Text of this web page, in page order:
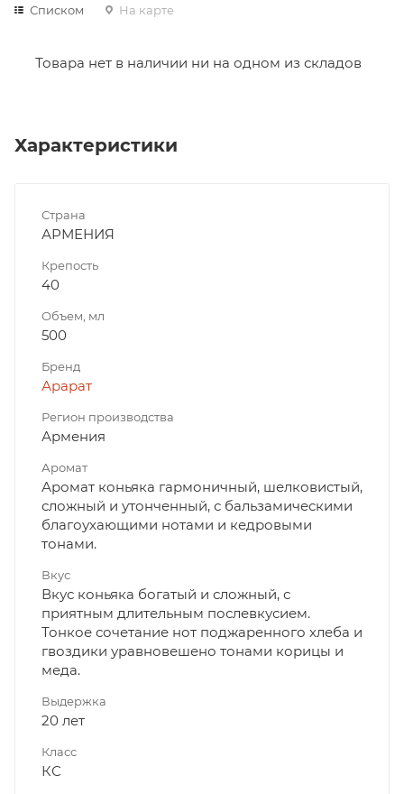
Списком На карте
Товара нет в наличии ни на одном из складов
Характеристики
Страна
АРМЕНИЯ
Крепость
40
Объем, мл
500
Бренд
Арарат
Регион производства
Армения
Аромат
Аромат коньяка гармоничный, шелковистый,
сложный и утонченный, с бальзамическими
благоухающими нотами и кедровыми
тонами.
Вкус
Вкус коньяка богатый и сложный, с
приятным длительным послевкусием.
Тонкое сочетание нот поджаренного хлеба и
гвоздики уравновешено тонами корицы и
меда.
Выдержка
20 лет
Класс
КС